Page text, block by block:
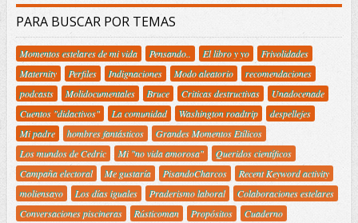
PARA BUSCAR POR TEMAS
Momentos estelares de mi vida Pensando.. El libro y yo
Frivolidades
Maternity
Perfiles Indignaciones Modo aleatorio
recomendaciones
podcasts
Molidocumentales Bruce Criticas destructivas
Unadocenade
Cuentos "didactivos"
La comunidad Washington roadtrip
despellejes
Mi padre
hombres fantásticos
Grandes Momentos Etílicos
Los mundos de Cedric
Mi "no vida amorosa"
Queridos científicos
Campaña electoral
Me gustaría PisandoCharcos
Recent Keyword activity
moliensayo
Los días iguales Praderismo laboral
Colaboraciones estelares
Conversaciones piscineras
Rústicoman Propósitos
Cuaderno